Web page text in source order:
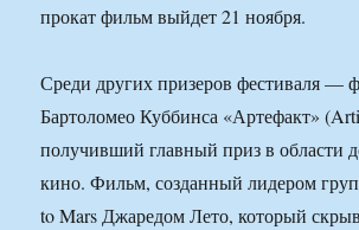
прокат фильм выйдет 21 ноября.
Среди других призеров фестиваля —
Бартоломео Куббинса «Артефакт»
получивший главный приз в области
кино. Фильм, созданный лидером
to Mars Джаредом Лето, который